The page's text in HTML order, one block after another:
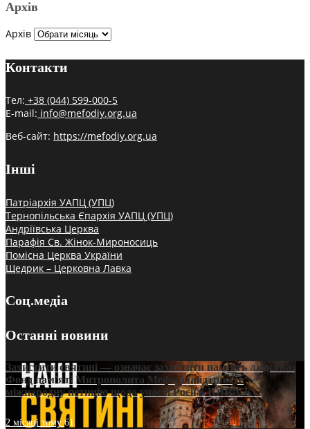
Архів
Архів
Контакти
Тел: +38 (044) 599-000-5
E-mail: info@mefodiy.org.ua
Веб-сайт: https://mefodiy.org.ua
Інші
Патріархія УАПЦ (УПЦ)
Тернопільська Єпархія УАПЦ (УПЦ)
Андріївська Церква
Парафія Св. Жінок-Мироносиць
Помісна Церква України
Щедрик – Церковна Лавка
Соц.медіа
Останні новини
Захистити святині — означає захистити пам’ять людства:
Фонд пам’яті Митрополита Мефодія підтримує
міжнародну петицію щодо участі Росії в ЮНЕСКО
2 місяці тому61